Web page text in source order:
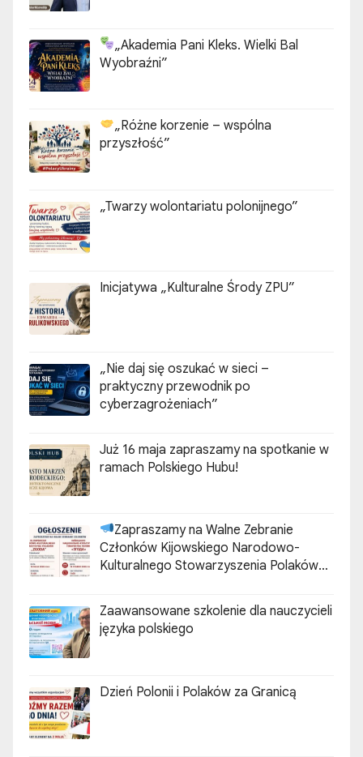
„Akademia Pani Kleks. Wielki Bal
Wyobraźni”
„Różne korzenie – wspólna
przyszłość”
„Twarzy wolontariatu polonijnego”
Inicjatywa „Kulturalne Środy ZPU”
„Nie daj się oszukać w sieci –
praktyczny przewodnik po
cyberzagrożeniach”
Już 16 maja zapraszamy na spotkanie w
ramach Polskiego Hubu!
Zapraszamy na Walne Zebranie
Członków Kijowskiego Narodowo-
Kulturalnego Stowarzyszenia Polaków
Zaawansowane szkolenie dla nauczycieli
języka polskiego
Dzień Polonii i Polaków za Granicą